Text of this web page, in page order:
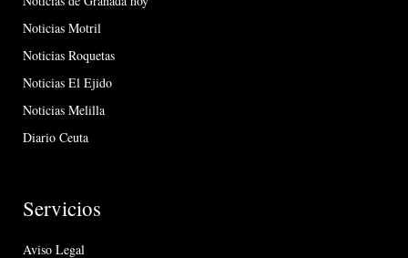
Noticias Motril
Noticias Roquetas
Noticias El Ejido
Noticias Melilla
Diario Ceuta
Servicios
Aviso Legal